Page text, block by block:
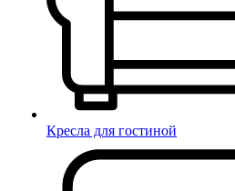
Кресла для гостиной